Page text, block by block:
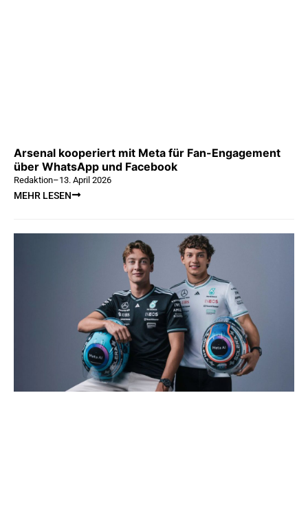
Arsenal kooperiert mit Meta für Fan-Engagement
über WhatsApp und Facebook
Redaktion–13. April 2026
MEHR LESEN